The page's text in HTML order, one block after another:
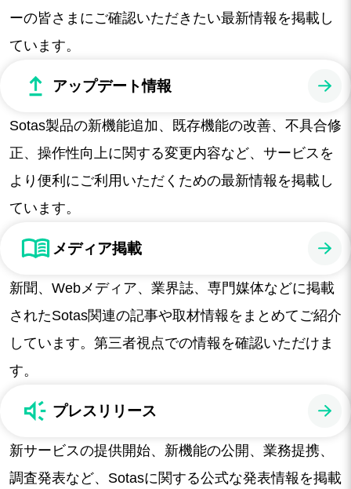
ーの皆さまにご確認いただきたい最新情報を掲載し
ています。
アップデート情報
Sotas製品の新機能追加、既存機能の改善、不具合修
正、操作性向上に関する変更内容など、サービスを
より便利にご利用いただくための最新情報を掲載し
ています。
メディア掲載
新聞、Webメディア、業界誌、専門媒体などに掲載
されたSotas関連の記事や取材情報をまとめてご紹介
しています。第三者視点での情報を確認いただけま
す。
プレスリリース
新サービスの提供開始、新機能の公開、業務提携、
調査発表など、Sotasに関する公式な発表情報を掲載